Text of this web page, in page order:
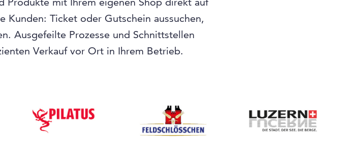
Kunden: Ticket oder Gutschein aussuchen,
Ausgefeilte Prozesse und Schnittstellen
Verkauf vor Ort in Ihrem Betrieb.